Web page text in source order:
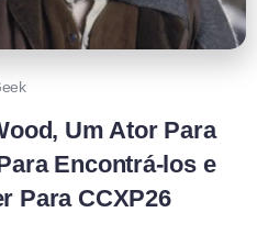
Um Ator Para
Encontrá-los e
Para CCXP26